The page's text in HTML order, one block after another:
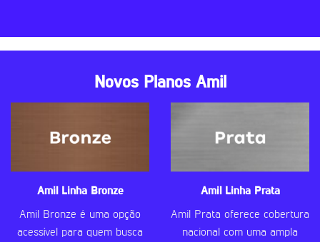
Novos Planos Amil
Amil Linha Bronze
Amil Bronze é uma opção
acessível para quem busca
Amil Linha Prata
Amil Prata oferece cobertura
nacional com uma ampla